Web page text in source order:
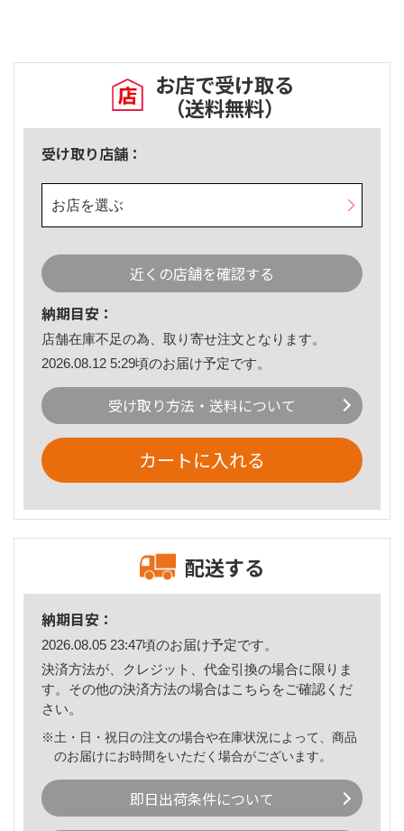
お店で受け取る
（送料無料）
受け取り店舗：
お店を選ぶ
近くの店舗を確認する
納期目安：
店舗在庫不足の為、取り寄せ注文となります。
2026.08.12 5:29頃のお届け予定です。
受け取り方法・送料について
カートに入れる
配送する
納期目安：
2026.08.05 23:47頃のお届け予定です。
決済方法が、クレジット、代金引換の場合に限りま
す。その他の決済方法の場合はこちら をご確認くだ
さい。
※土・日・祝日の注文の場合や在庫状況によって、商品
のお届けにお時間をいただく場合がございます。
即日出荷条件について